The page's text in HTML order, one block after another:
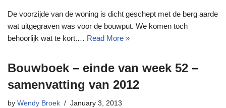
De voorzijde van de woning is dicht geschept met de berg aarde
wat uitgegraven was voor de bouwput. We komen toch
behoorlijk wat te kort.… Read More »
Bouwboek – einde van week 52 –
samenvatting van 2012
by Wendy Broek January 3, 2013